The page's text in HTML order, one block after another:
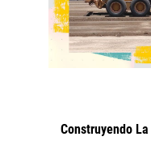
Construyendo